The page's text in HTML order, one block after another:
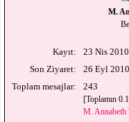
M.
Kayıt:
23 Nis 2010
Son Ziyaret:
26 Eyl 2010
Toplam mesajlar:
243
[Toplamın
M. Annabeth